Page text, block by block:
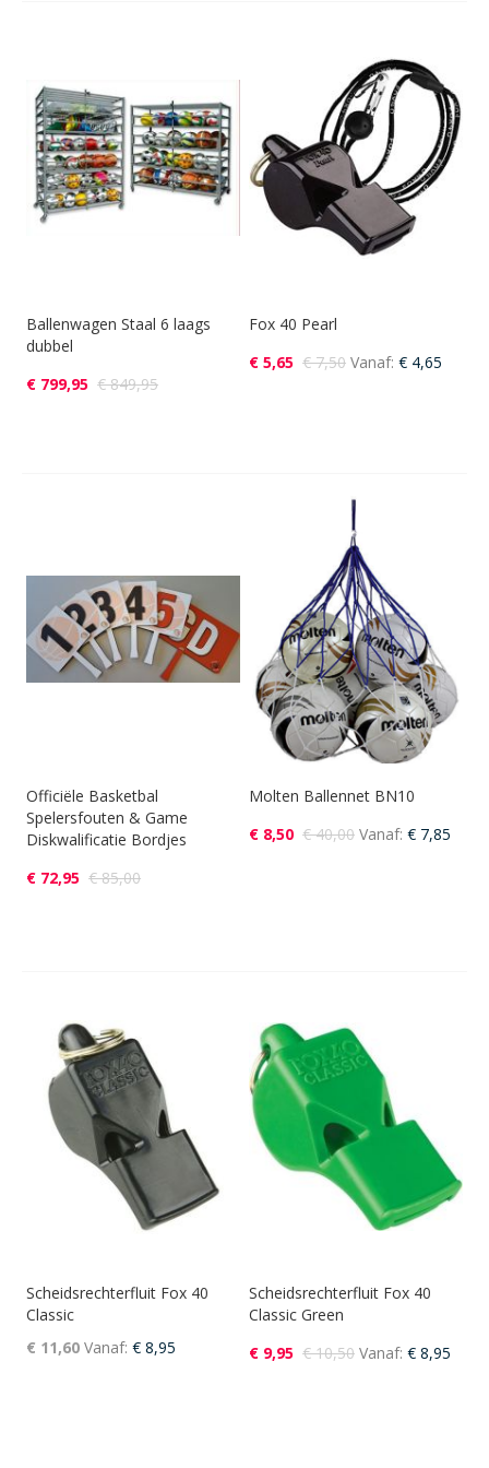
Ballenwagen Staal 6 laags
dubbel
€ 799,95 € 849,95
Fox 40 Pearl
€ 5,65 € 7,50 Vanaf € 4,65
Officiële Basketbal
Spelersfouten & Game
Diskwalificatie Bordjes
€ 72,95 € 85,00
Molten Ballennet BN10
€ 8,50 € 40,00 Vanaf € 7,85
Scheidsrechterfluit Fox 40
Classic
€ 11,60 Vanaf € 8,95
Scheidsrechterfluit Fox 40
Classic Green
€ 9,95 € 10,50 Vanaf € 8,95